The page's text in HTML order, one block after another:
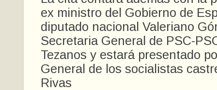
ex ministro del Gobierno de
diputado nacional Valeriano
Secretaria General de PSC-
Tezanos y estará presentado
General de los socialistas
Rivas